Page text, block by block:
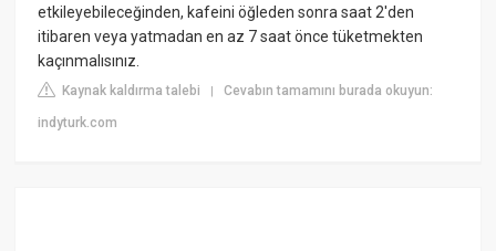
etkileyebileceğinden, kafeini öğleden sonra saat 2'den
itibaren veya yatmadan en az 7 saat önce tüketmekten
kaçınmalısınız.
Kaynak kaldırma talebi |Cevabın tamamını burada okuyun:
indyturk.com